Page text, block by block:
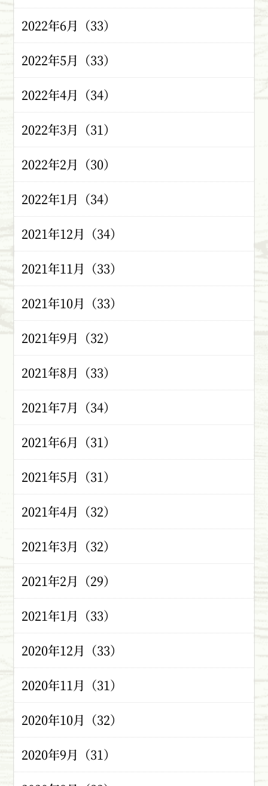
2022年6月（33）
2022年5月（33）
2022年4月（34）
2022年3月（31）
2022年2月（30）
2022年1月（34）
2021年12月（34）
2021年11月（33）
2021年10月（33）
2021年9月（32）
2021年8月（33）
2021年7月（34）
2021年6月（31）
2021年5月（31）
2021年4月（32）
2021年3月（32）
2021年2月（29）
2021年1月（33）
2020年12月（33）
2020年11月（31）
2020年10月（32）
2020年9月（31）